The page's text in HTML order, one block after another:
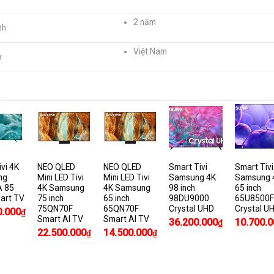
2 năm
Việt Nam
4K
85
TV
₫
NEO QLED
Mini LED Tivi
4K Samsung
75 inch
75QN70F
Smart AI TV
22.500.000₫
NEO QLED
Mini LED Tivi
4K Samsung
65 inch
65QN70F
Smart AI TV
14.500.000₫
Smart Tivi
Samsung 4K
98 inch
98DU9000
Crystal UHD
36.200.000₫
Smart Tivi
Samsung
65 inch
65U8500F
Crystal